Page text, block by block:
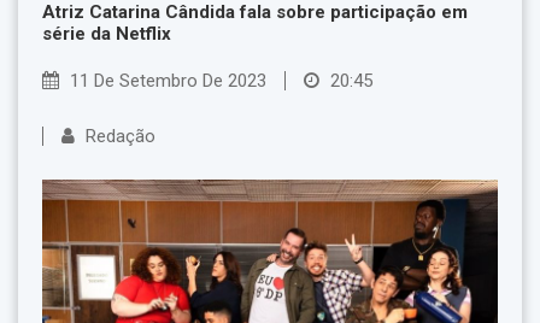
Atriz Catarina Cândida fala sobre participação em
série da Netflix
11 De Setembro De 2023 20:45
Redação